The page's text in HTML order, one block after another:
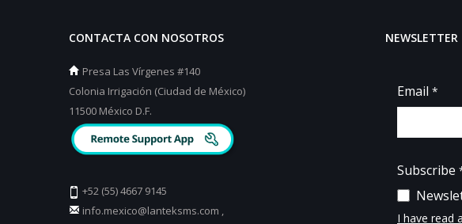
CONTACTA CON NOSOTROS
Presa Las Vírgenes #140
Colonia Irrigación (Ciudad de México)
11500 México D.F.
+52 (55) 4667 9145
info.mexico@lanteksms.com ,
NEWSLETTER